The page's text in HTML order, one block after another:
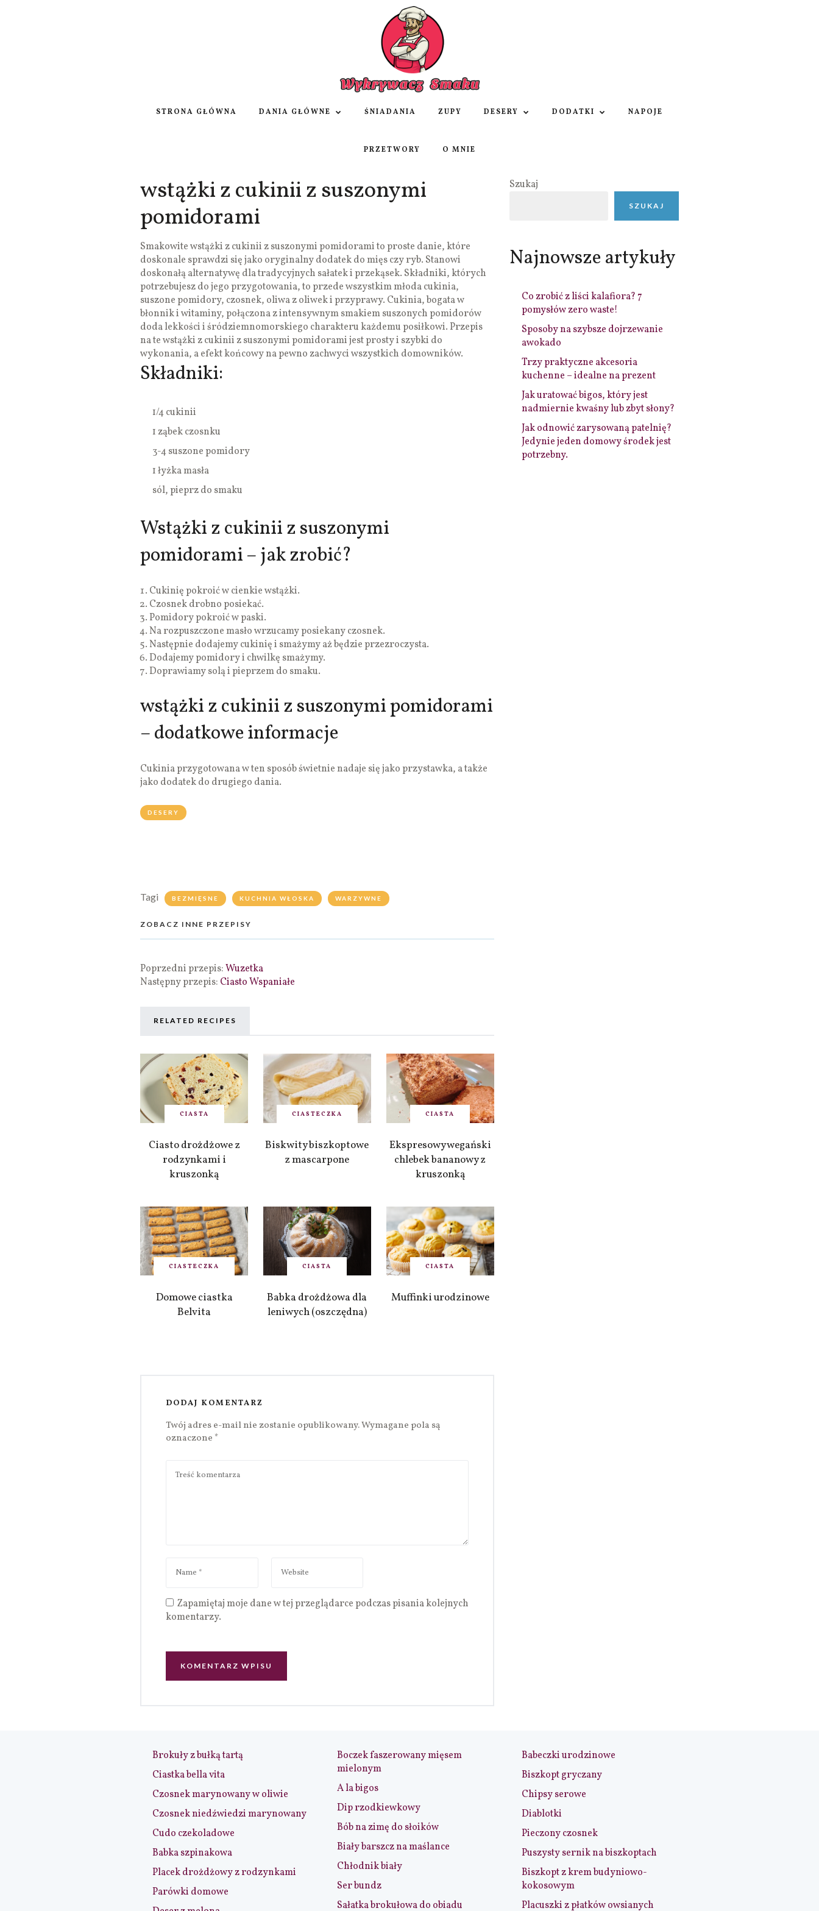
STRONA GŁÓWNA DANIA GŁÓWNE ŚNIADANIA ZUPY DESERY DODATKI NAPOJE
PRZETWORY O MNIE
wstążki z cukinii z suszonymi
pomidorami
Smakowite wstążki z cukinii z suszonymi pomidorami to proste danie, które
doskonale sprawdzi się jako oryginalny dodatek do mięs czy ryb. Stanowi
doskonałą alternatywę dla tradycyjnych sałatek i przekąsek. Składniki, których
potrzebujesz do jego przygotowania, to przede wszystkim młoda cukinia,
suszone pomidory, czosnek, oliwa z oliwek i przyprawy. Cukinia, bogata w
błonnik i witaminy, połączona z intensywnym smakiem suszonych pomidorów
doda lekkości i śródziemnomorskiego charakteru każdemu posiłkowi. Przepis
na te wstążki z cukinii z suszonymi pomidorami jest prosty i szybki do
wykonania, a efekt końcowy na pewno zachwyci wszystkich domowników.
Składniki:
1/4 cukinii
1 ząbek czosnku
3-4 suszone pomidory
1 łyżka masła
sól, pieprz do smaku
Wstążki z cukinii z suszonymi
pomidorami – jak zrobić?
Cukinię pokroić w cienkie wstążki.
Czosnek drobno posiekać.
Pomidory pokroić w paski.
Na rozpuszczone masło wrzucamy posiekany czosnek.
Następnie dodajemy cukinię i smażymy aż będzie przezroczysta.
Dodajemy pomidory i chwilkę smażymy.
Doprawiamy solą i pieprzem do smaku.
wstążki z cukinii z suszonymi pomidorami
– dodatkowe informacje
Cukinia przygotowana w ten sposób świetnie nadaje się jako przystawka, a także
jako dodatek do drugiego dania.
DESERY
Tagi BEZMIĘSNE KUCHNIA WŁOSKA WARZYWNE
ZOBACZ INNE PRZEPISY
Poprzedni przepis:Wuzetka
Następny przepis: Ciasto Wspaniałe
RELATED RECIPES
CIASTA
Ciasto drożdżowe z
rodzynkami i
kruszonką
CIASTECZKA
Biskwity biszkoptowe
z mascarpone
CIASTA
Ekspresowy wegański
chlebek bananowy z
kruszonką
CIASTECZKA
Domowe ciastka
Belvita
CIASTA
Babka drożdżowa dla
leniwych (oszczędna)
CIASTA
Muffinki urodzinowe
DODAJ KOMENTARZ
Twój adres e-mail nie zostanie opublikowany.Wymagane pola są
oznaczone *
Zapamiętaj moje dane w tej przeglądarce podczas pisania kolejnych
komentarzy.
Szukaj
SZUKAJ
Najnowsze artykuły
Co zrobić z liści kalafiora? 7
pomysłów zero waste!
Sposoby na szybsze dojrzewanie
awokado
Trzy praktyczne akcesoria
kuchenne – idealne na prezent
Jak uratować bigos, który jest
nadmiernie kwaśny lub zbyt słony?
Jak odnowić zarysowaną patelnię?
Jedynie jeden domowy środek jest
potrzebny.
Brokuły z bułką tartą
Ciastka bella vita
Czosnek marynowany w oliwie
Czosnek niedźwiedzi marynowany
Cudo czekoladowe
Babka szpinakowa
Placek drożdżowy z rodzynkami
Parówki domowe
Boczek faszerowany mięsem
mielonym
A la bigos
Dip rzodkiewkowy
Bób na zimę do słoików
Biały barszcz na maślance
Chłodnik biały
Ser bundz
Sałatka brokułowa do obiadu
Babeczki urodzinowe
Biszkopt gryczany
Chipsy serowe
Diablotki
Pieczony czosnek
Puszysty sernik na biszkoptach
Biszkopt z krem budyniowo-
kokosowym
Placuszki z płatków owsianych